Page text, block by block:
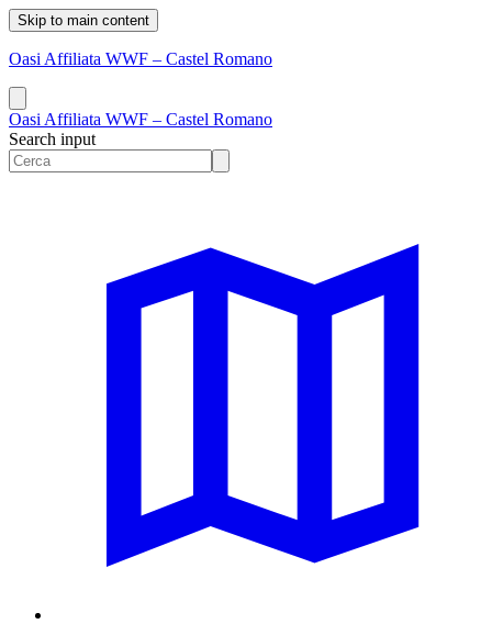
Skip to main content
Oasi Affiliata WWF – Castel Romano
Oasi Affiliata WWF – Castel Romano
Search input